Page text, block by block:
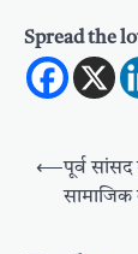
Spread the
Post
⟵पूर्व सांसद
सामाजिक